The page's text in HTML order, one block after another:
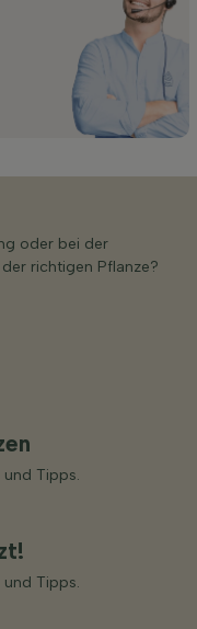
oder bei der
richtigen Pflanze?
und Tipps.
und Tipps.